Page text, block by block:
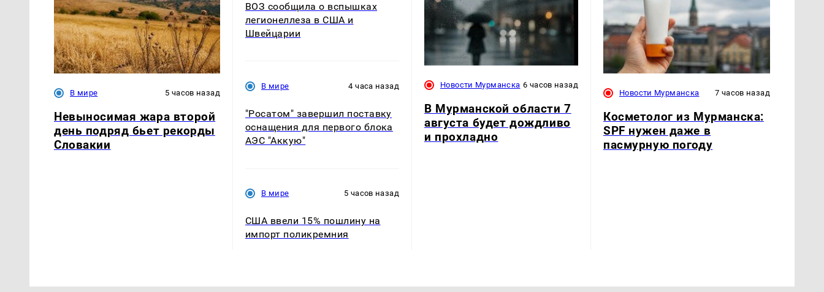
В мире 5 часов назад
Невыносимая жара второй
день подряд бьет рекорды
Словакии
ВОЗ сообщила о вспышках
легионеллеза в США и
Швейцарии
В мире 4 часа назад
"Росатом" завершил поставку
оснащения для первого блока
АЭС "Аккую"
В мире 5 часов назад
США ввели 15% пошлину на
импорт поликремния
Новости Мурманска 6 часов назад
В Мурманской области 7
августа будет дождливо
и прохладно
Новости Мурманска 7 часов назад
Косметолог из Мурманска:
SPF нужен даже в
пасмурную погоду